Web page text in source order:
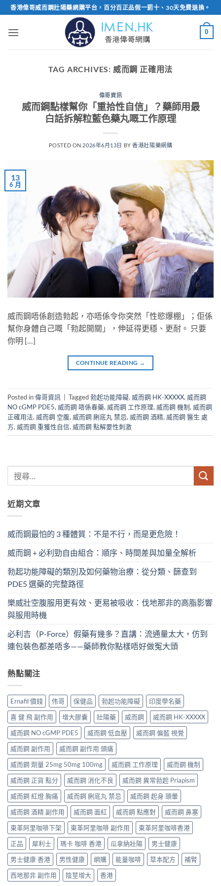
Skip
to
content
香港偉哥威而鋼壯陽藥網購平台，百分百正品假一罰十、30天免費退換。
0
TAG ARCHIVES: 威而鋼 正確用法
偉哥資訊
威而鋼點樣幫你「重拾性自信」？藥師用最
白話拆解粒藍色藥丸嘅工作原理
POSTED ON 2026年6月13日 BY香港壯陽藥網購
13
6 月
威而鋼唔係創造勃起，亦唔係令你突然「性慾爆棚」；佢係
幫你身體自己嘅「勃起開關」，伸延得更穩、更耐。​ 只要
你明 […]
CONTINUE READING →
Posted in偉哥資訊 Tagged勃起功能障礙, 威而鋼 HK-XXXXX, 威而鋼
NO cGMP PDE5, 威而鋼 唔係春藥, 威而鋼 工作原理, 威而鋼 機制, 威而鋼
正確用法, 威而鋼 空腹, 威而鋼 脷底丸 禁忌, 威而鋼 酒精, 威而鋼 醫生 處
方, 威而鋼 重獲性自信, 威而鋼 點解要性刺激
近期文章
威而鋼最怕的 3 種體質：不是不行，而是更危險！
威而鋼 + 必利勁自由組合：順序、時間差與加量全解析
勃起功能障礙的類別及如何藥物治療：從分類、篩查到
PDE5 選藥的完整路徑
樂威壯空腹服用更有效、更易被吸收：伐地那非的高脂影響
與服用時機
必利吉（P-Force）假藥有幾多？直講：流通量太大，仿到
連包裝色都差唔多——藥師教你點樣唔好做冤大頭
熱點關注
Ernafil 價錢 伟哥 保健品 勃起功能障礙
印度學名藥
喜 健 飛 副作用
增大膠囊 壯陽藥 威而鋼
威而鋼 HK-XXXXX
威而鋼 NO cGMP PDE5
威而鋼 低血壓
威而鋼 偏藍 視覺
威而鋼 副作用
威而鋼 副作用 頭痛
威而鋼 劑量 25mg 50mg 100mg
威而鋼 工作原理
威而鋼 機制
威而鋼 正貨 點分
威而鋼 消化不良
威而鋼 異常勃起 Priapism
威而鋼 紅燈 胸痛
威而鋼 脷底丸 禁忌
威而鋼 起身 頭暈
威而鋼 酒精 副作用
威而鋼 面紅 威而鋼 點應對
威而鋼 鼻塞
東革阿里咖啡下架
東革阿里咖啡 副作用
東革阿里咖啡香港
正品
犀利士 瑪卡 咖啡 香港 瓜拿納壯陽
男士健康
男士健康 香港
男性健康 網購 能量咖啡 草本配方
補腎
西地那非 副作用
陰莖增大 香港